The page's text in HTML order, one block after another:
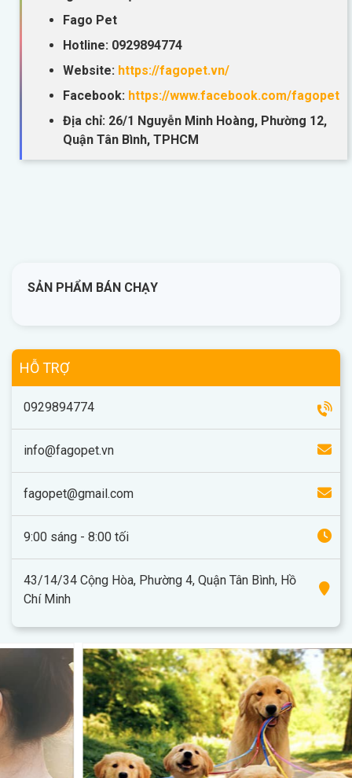
Fago Pet
Hotline: 0929894774
Website: https://fagopet.vn/
Facebook: https://www.facebook.com/fagopet
Địa chỉ: 26/1 Nguyễn Minh Hoàng, Phường 12,
Quận Tân Bình, TPHCM
SẢN PHẨM BÁN CHẠY
HỖ TRỢ
0929894774
info@fagopet.vn
fagopet@gmail.com
9:00 sáng - 8:00 tối
43/14/34 Cộng Hòa, Phường 4, Quận Tân Bình, Hồ
Chí Minh